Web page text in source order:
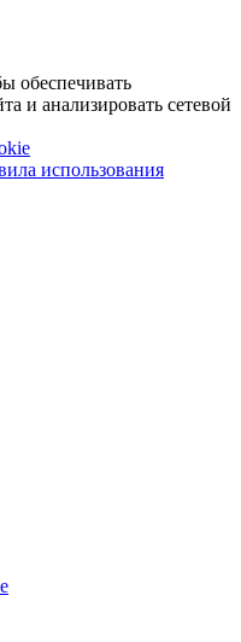
обеспечивать
и анализировать сетевой
использования